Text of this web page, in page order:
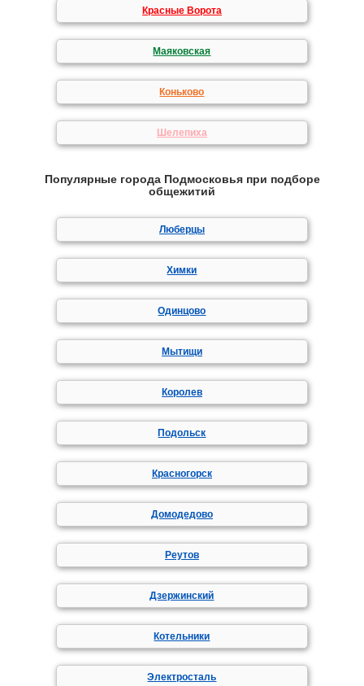
Красные Ворота
Маяковская
Коньково
Шелепиха
Популярные города Подмосковья при подборе
общежитий
Люберцы
Химки
Одинцово
Мытищи
Королев
Подольск
Красногорск
Домодедово
Реутов
Дзержинский
Котельники
Электросталь